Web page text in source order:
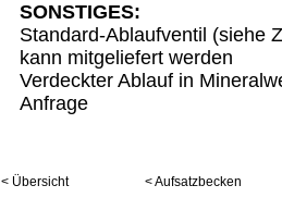
SONSTIGES:
Standard-Ablaufventil (siehe
kann mitgeliefert werden
Verdeckter Ablauf in
Anfrage
< Übersicht < Aufsatzbecken